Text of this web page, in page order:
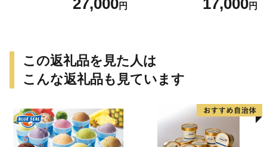
27,000円
豆 抹茶 林檎 りんご 慶事 お
17,000円
この返礼品を見た人は
こんな返礼品も見ています